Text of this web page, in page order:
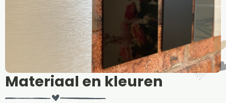
Materiaal en kleuren